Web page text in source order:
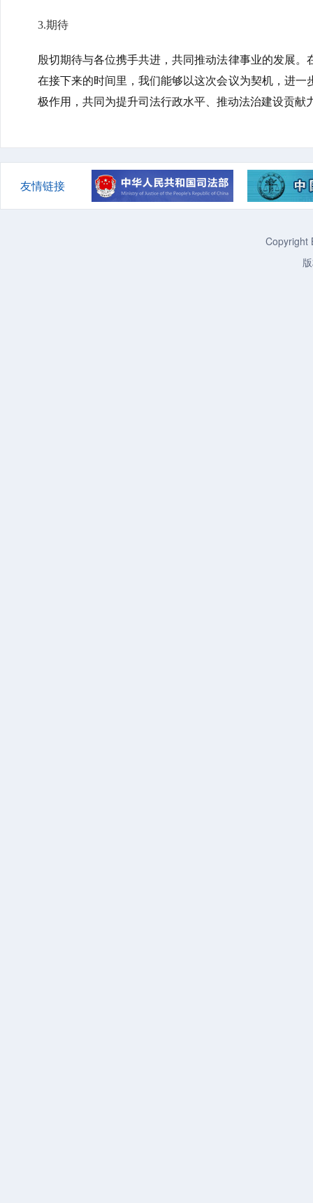
3.期待
殷切期待与各位携手共进，共同推动法律事业的发展
在接下来的时间里，我们能够以这次会议为契机，进
极作用，共同为提升司法行政水平、推动法治建设贡献
友情链接
Copyright